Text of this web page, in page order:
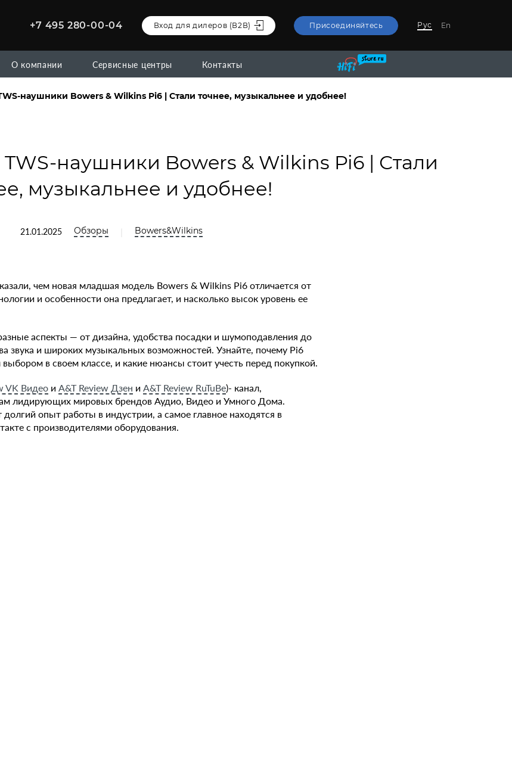
+7 495 280-00-04 Вход для дилеров (В2В) Присоединяйтесь Рус En
О компании Сервисные центры Контакты
наушники Bowers & Wilkins Pi6 | Стали точнее, музыкальнее и удобнее!
наушники Bowers & Wilkins Pi6 | Стали
музыкальнее и удобнее!
21.01.2025 Обзоры Bowers&Wilkins
чем новая младшая модель Bowers & Wilkins Pi6 отличается от
и особенности она предлагает, и насколько высок уровень ее
аспекты — от дизайна, удобства посадки и шумоподавления до
звука и широких музыкальных возможностей. Узнайте, почему Pi6
в своем классе, и какие нюансы стоит учесть перед покупкой.
VK Видеои A&T Review Дзен и A&T Review RuTuBe)- канал,
лидирующих мировых брендов Аудио, Видео и Умного Дома.
опыт работы в индустрии, а самое главное находятся в
с производителями оборудования.